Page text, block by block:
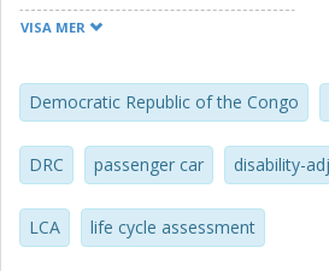
quantify the following five types of
occupational accidents in the
conflict casualties from revenues of
results show that the health benefits
general are outweighed by the
life cycle. The largest contribution to
health impacts are from use phase
VISA MER
Democratic Republic of the Congo
DRC passenger car disability-
LCA life cycle assessment